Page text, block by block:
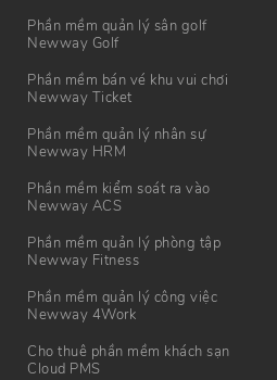
Phần mềm quản lý sân golf
Newway Golf
Phần mềm bán vé khu vui chơi
Newway Ticket
Phần mềm quản lý nhân sự
Newway HRM
Phần mềm kiểm soát ra vào
Newway ACS
Phần mềm quản lý phòng tập
Newway Fitness
Phần mềm quản lý công việc
Newway 4Work
Cho thuê phần mềm khách sạn
Cloud PMS